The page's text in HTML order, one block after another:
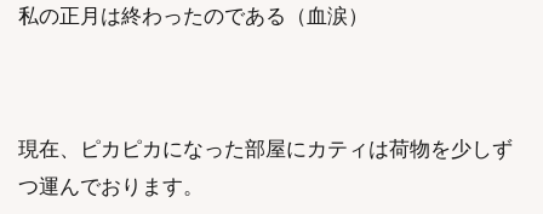
私の正月は終わったのである（血涙）
現在、ピカピカになった部屋にカティは荷物を少しず
つ運んでおります。